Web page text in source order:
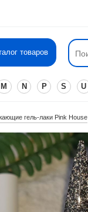
товаров
M N P S U
гель-лаки Pink House